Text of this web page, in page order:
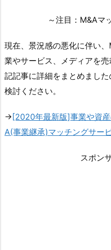
～注目：M&Aマ
現在、景況感の悪化に伴い
業やサービス、メディアを
記記事に詳細をまとめまし
検討ください。
→[2020年最新版]事業や資
A(事業継承)マッチングサー
スポン